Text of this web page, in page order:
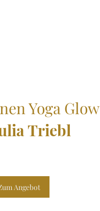
Yoga Glow
Triebl
Angebot